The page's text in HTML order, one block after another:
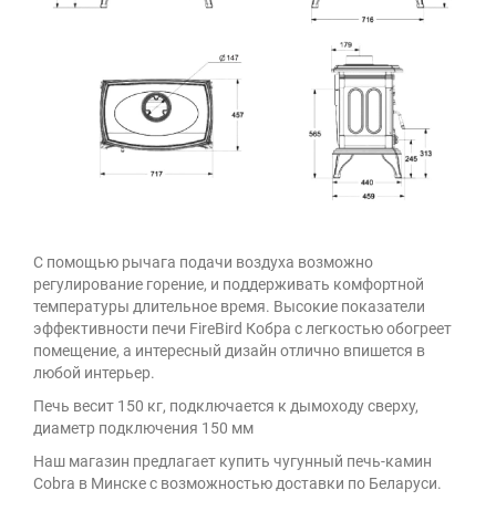
С помощью рычага подачи воздуха возможно
регулирование горение, и поддерживать комфортной
температуры длительное время. Высокие показатели
эффективности печи FireBird Кобра с легкостью обогреет
помещение, а интересный дизайн отлично впишется в
любой интерьер.
Печь весит 150 кг, подключается к дымоходу сверху,
диаметр подключения 150 мм
Наш магазин предлагает купить чугунный печь-камин
Cobra в Минске с возможностью доставки по Беларуси.